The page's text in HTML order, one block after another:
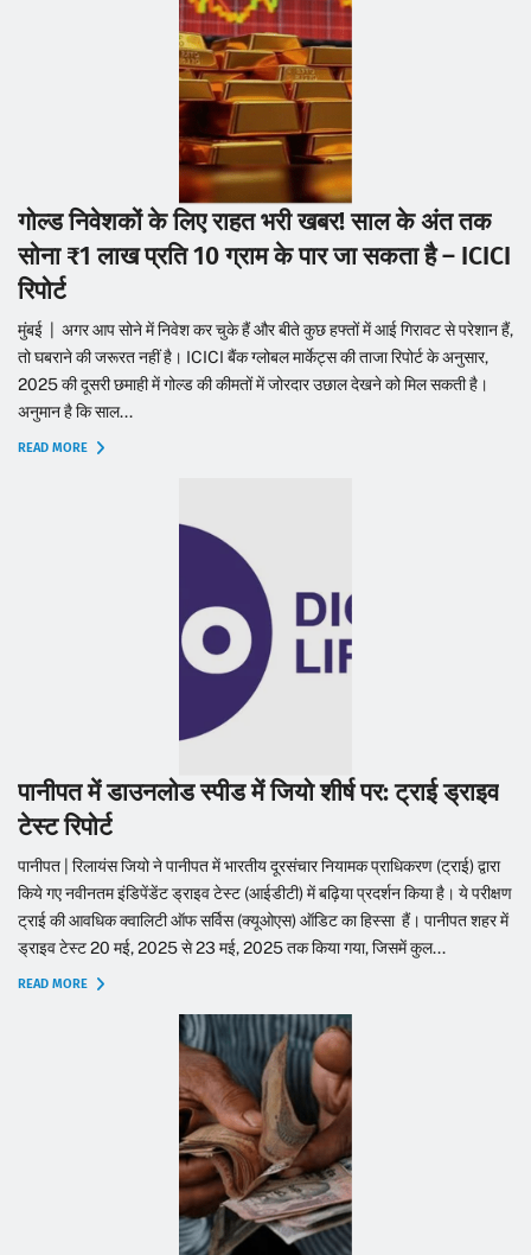
गोल्ड निवेशकों के लिए राहत भरी खबर! साल के अंत तक
सोना ₹1 लाख प्रति 10 ग्राम के पार जा सकता है – ICICI
रिपोर्ट
मुंबई | अगर आप सोने में निवेश कर चुके हैं और बीते कुछ हफ्तों में आई गिरावट से परेशान हैं,
तो घबराने की जरूरत नहीं है। ICICI बैंक ग्लोबल मार्केट्स की ताजा रिपोर्ट के अनुसार,
2025 की दूसरी छमाही में गोल्ड की कीमतों में जोरदार उछाल देखने को मिल सकती है।
अनुमान है कि साल...
READ MORE
पानीपत में डाउनलोड स्पीड में जियो शीर्ष पर: ट्राई ड्राइव
टेस्ट रिपोर्ट
पानीपत | रिलायंस जियो ने पानीपत में भारतीय दूरसंचार नियामक प्राधिकरण (ट्राई) द्वारा
किये गए नवीनतम इंडिपेंडेंट ड्राइव टेस्ट (आईडीटी) में बढ़िया प्रदर्शन किया है। ये परीक्षण
ट्राई की आवधिक क्वालिटी ऑफ सर्विस (क्यूओएस) ऑडिट का हिस्सा हैं। पानीपत शहर में
ड्राइव टेस्ट 20 मई, 2025 से 23 मई, 2025 तक किया गया, जिसमें कुल...
READ MORE